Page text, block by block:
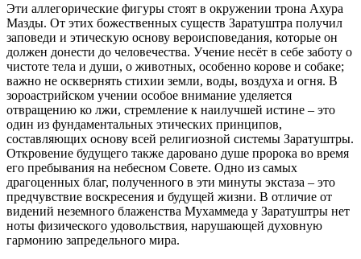
Эти аллегорические фигуры стоят в окружении трона Ахура
Мазды. От этих божественных существ Заратуштра получил
заповеди и этическую основу вероисповедания, которые он
должен донести до человечества. Учение несёт в себе заботу о
чистоте тела и души, о животных, особенно корове и собаке;
важно не осквернять стихии земли, воды, воздуха и огня. В
зороастрийском учении особое внимание уделяется
отвращению ко лжи, стремление к наилучшей истине – это
один из фундаментальных этических принципов,
составляющих основу всей религиозной системы Заратуштры.
Откровение будущего также даровано душе пророка во время
его пребывания на небесном Совете. Одно из самых
драгоценных благ, полученного в эти минуты экстаза – это
предчувствие воскресения и будущей жизни. В отличие от
видений неземного блаженства Мухаммеда у Заратуштры нет
ноты физического удовольствия, нарушающей духовную
гармонию запредельного мира.